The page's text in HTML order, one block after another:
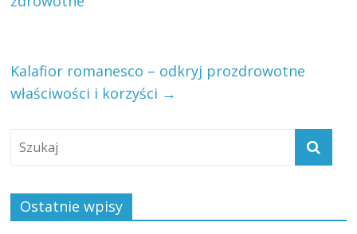
Kalafior romanesco – odkryj prozdrowotne
właściwości i korzyści →
Ostatnie wpisy